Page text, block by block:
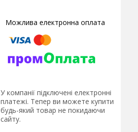
У компанії підключені електронні
платежі. Тепер ви можете купити
будь-який товар не покидаючи
сайту.